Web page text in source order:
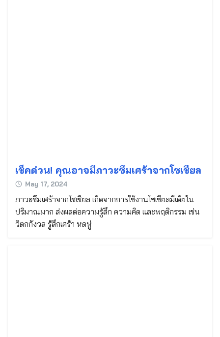
เช็คด่วน! คุณอาจมีภาวะซึมเศร้าจากโซเชียล
May 17, 2024
ภาวะซึมเศร้าจากโซเชียล เกิดจากการใช้งานโซเชียลมีเดียใน
ปริมาณมาก ส่งผลต่อความรู้สึก ความคิด และพฤติกรรม เช่น
วิตกกังวล รู้สึกเศร้า หดหู่